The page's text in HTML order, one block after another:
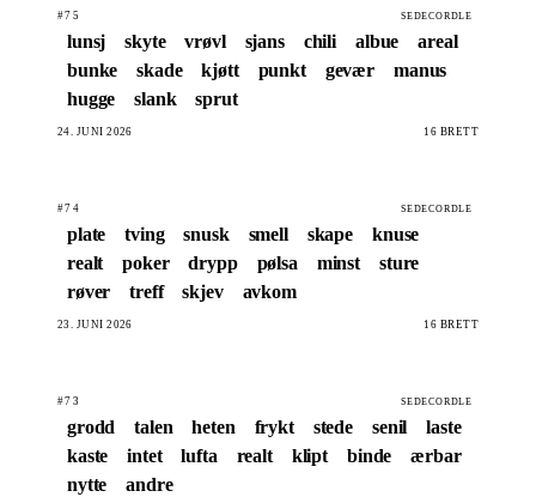
#75 SEDECORDLE
lunsj skyte vrøvl sjans chili albue
areal
bunke
skade kjøtt punkt gevær
manus
hugge
slank sprut
24. JUNI 2026 16 BRETT
#74 SEDECORDLE
plate tving snusk smell skape
knuse
realt
poker drypp pølsa minst
sture
røver
treff skjev avkom
23. JUNI 2026 16 BRETT
#73 SEDECORDLE
grodd talen heten frykt stede senil
laste
kaste
intet lufta realt klipt binde
ærbar
nytte
andre